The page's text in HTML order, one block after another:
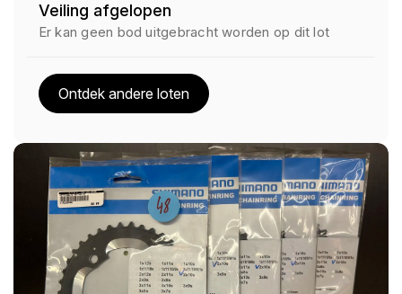
Veiling afgelopen
Er kan geen bod uitgebracht worden op dit lot
Ontdek andere loten